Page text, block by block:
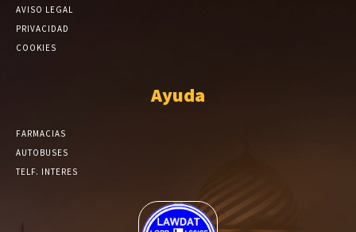
AVISO LEGAL
PRIVACIDAD
COOKIES
Ayuda
FARMACIAS
AUTOBUSES
TELF. INTERES